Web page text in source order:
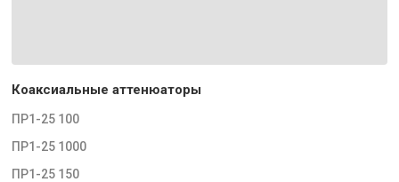
Коаксиальные аттенюаторы
ПР1-25 100
ПР1-25 1000
ПР1-25 150